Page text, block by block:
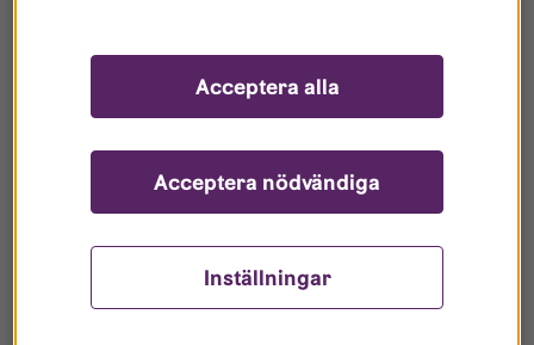
Inställningar
Acceptera nödvändiga
Acceptera alla